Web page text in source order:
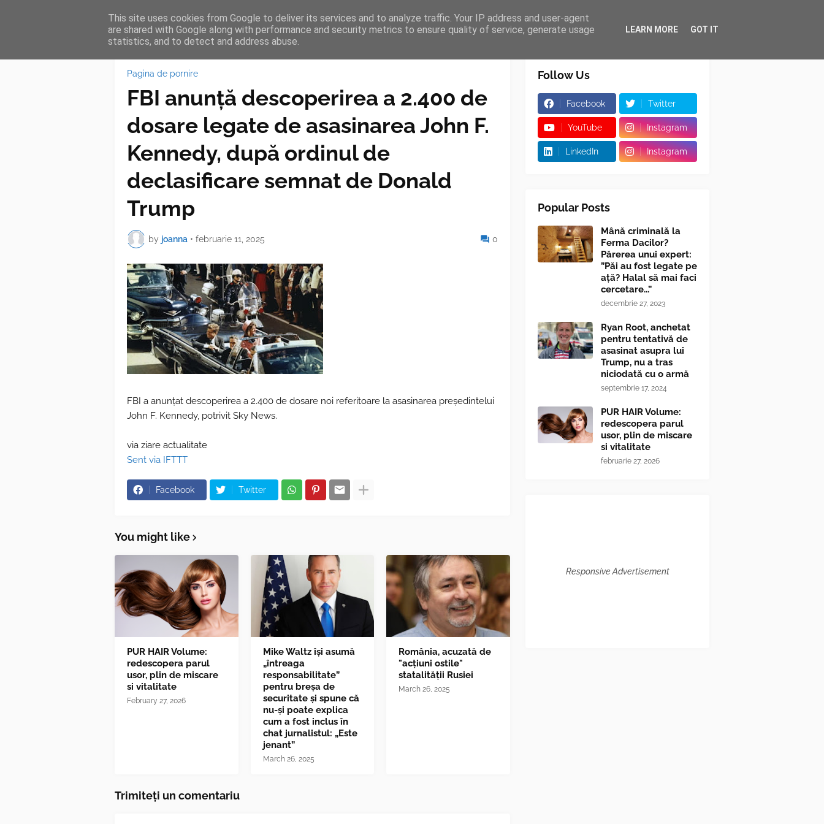
HOME FEATURES BLOGGER TIPOGRAPHY SHORTCODES
Pagina de pornire
FBI anunță descoperirea a 2.400 de
dosare legate de asasinarea John F.
Kennedy, după ordinul de
declasificare semnat de Donald
Trump
by joanna • februarie 11, 2025 0
FBI a anunțat descoperirea a 2.400 de dosare noi referitoare la asasinarea președintelui
John F. Kennedy, potrivit Sky News.
via ziare actualitate
Sent via IFTTT
Facebook Twitter
You might like
PUR HAIR Volume:
redescopera parul
usor, plin de miscare
si vitalitate
February 27, 2026
Mike Waltz îşi asumă
„întreaga
responsabilitate”
pentru breşa de
securitate și spune că
nu-și poate explica
cum a fost inclus în
chat jurnalistul: „Este
jenant”
March 26, 2025
România, acuzată de
"acțiuni ostile"
statalității Rusiei
March 26, 2025
Trimiteți un comentariu
Follow Us
Facebook Twitter
YouTube Instagram
LinkedIn Instagram
Popular Posts
Mână criminală la
Ferma Dacilor?
Părerea unui expert:
”Păi au fost legate pe
ață? Halal să mai faci
cercetare...”
decembrie 27, 2023
Ryan Root, anchetat
pentru tentativă de
asasinat asupra lui
Trump, nu a tras
niciodată cu o armă
septembrie 17, 2024
PUR HAIR Volume:
redescopera parul
usor, plin de miscare
si vitalitate
februarie 27, 2026
Responsive Advertisement
This site uses cookies from Google to deliver its services and to analyze traffic. Your IP address and user-agent
are shared with Google along with performance and security metrics to ensure quality of service, generate usage
statistics, and to detect and address abuse.
LEARN MORE GOT IT